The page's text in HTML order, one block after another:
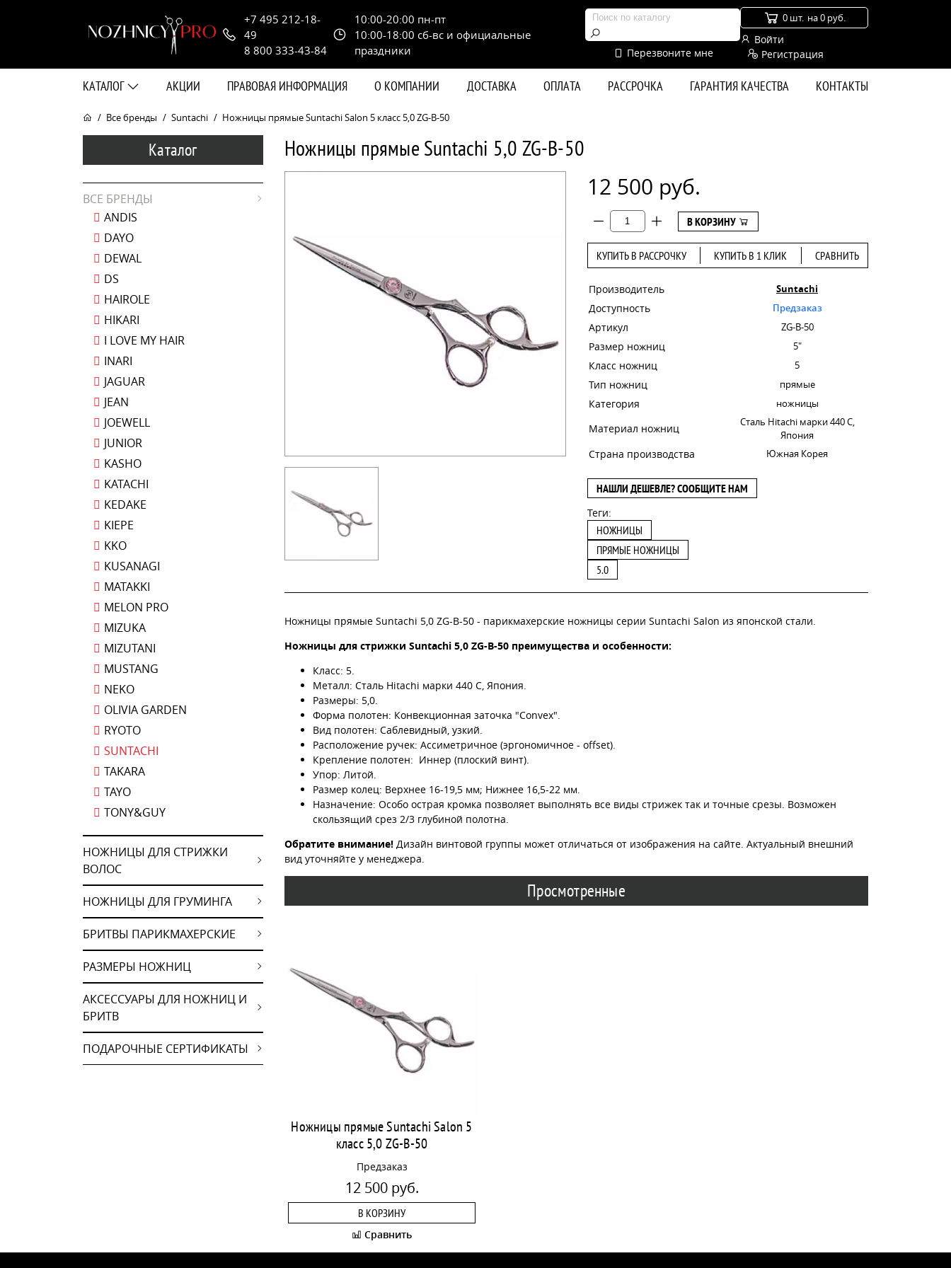
+7 495 212-18-
49
8 800 333-43-84
10:00-20:00 пн-пт
10:00-18:00 сб-вс и официальные
праздники
Перезвоните мне
0 шт. на 0 руб.
Войти
Регистрация
КАТАЛОГ АКЦИИ ПРАВОВАЯ ИНФОРМАЦИЯ О КОМПАНИИ ДОСТАВКА ОПЛАТА РАССРОЧКА ГАРАНТИЯ КАЧЕСТВА КОНТАКТЫ
Все бренды Suntachi Ножницы прямые Suntachi Salon 5 класс 5,0 ZG-B-50
Каталог
ВСЕ БРЕНДЫ
ANDIS
DAYO
DEWAL
DS
HAIROLE
HIKARI
I LOVE MY HAIR
INARI
JAGUAR
JEAN
JOEWELL
JUNIOR
KASHO
KATACHI
KEDAKE
KIEPE
KKO
KUSANAGI
MATAKKI
MELON PRO
MIZUKA
MIZUTANI
MUSTANG
NEKO
OLIVIA GARDEN
RYOTO
SUNTACHI
TAKARA
TAYO
TONY&GUY
НОЖНИЦЫ ДЛЯ СТРИЖКИ
ВОЛОС
НОЖНИЦЫ ДЛЯ ГРУМИНГА
БРИТВЫ ПАРИКМАХЕРСКИЕ
РАЗМЕРЫ НОЖНИЦ
АКСЕССУАРЫ ДЛЯ НОЖНИЦ И
БРИТВ
ПОДАРОЧНЫЕ СЕРТИФИКАТЫ
Ножницы прямые Suntachi 5,0 ZG-B-50
12 500 руб.
В КОРЗИНУ
КУПИТЬ В РАССРОЧКУ КУПИТЬ В 1 КЛИК СРАВНИТЬ
Производитель Suntachi
Доступность Предзаказ
Артикул ZG-B-50
Размер ножниц 5"
Класс ножниц 5
Тип ножниц прямые
Категория ножницы
Материал ножниц
Сталь Hitachi марки 440 C,
Япония
Страна производства Южная Корея
НАШЛИ ДЕШЕВЛЕ? СООБЩИТЕ НАМ
Теги:
НОЖНИЦЫ
ПРЯМЫЕ НОЖНИЦЫ
5.0
Ножницы прямые Suntachi 5,0 ZG-B-50 - парикмахерские ножницы серии Suntachi Salon из японской стали.
Ножницы для стрижки Suntachi 5,0 ZG-B-50 преимущества и особенности:
Класс: 5.
Металл: Сталь Hitachi марки 440 C, Япония.
Размеры: 5,0.
Форма полотен: Конвекционная заточка "Convex".
Вид полотен: Саблевидный, узкий.
Расположение ручек: Ассиметричное (эргономичное - offset).
Крепление полотен: Иннер (плоский винт).
Упор: Литой.
Размер колец: Верхнее 16-19,5 мм; Нижнее 16,5-22 мм.
Назначение: Особо острая кромка позволяет выполнять все виды стрижек так и точные срезы. Возможен
скользящий срез 2/3 глубиной полотна.
Обратите внимание! Дизайн винтовой группы может отличаться от изображения на сайте. Актуальный внешний
вид уточняйте у менеджера.
Просмотренные
Ножницы прямые Suntachi Salon 5
класс 5,0 ZG-B-50
Предзаказ
12 500 руб.
В КОРЗИНУ
Сравнить